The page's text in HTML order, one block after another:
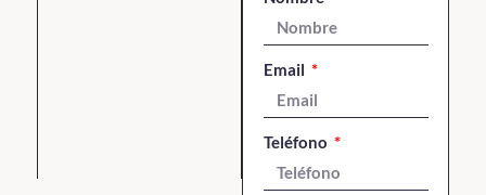
Email
Teléfono